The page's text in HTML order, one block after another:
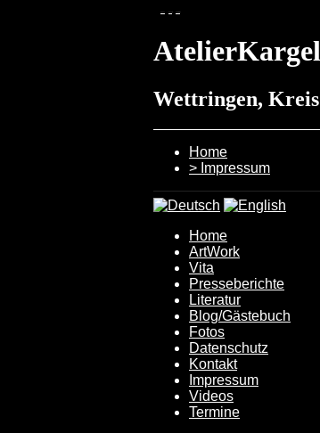
Wettringen,
Home
> Impressum
Home
ArtWork
Vita
Presseberichte
Literatur
Blog/Gästebuch
Fotos
Datenschutz
Kontakt
Impressum
Videos
Termine